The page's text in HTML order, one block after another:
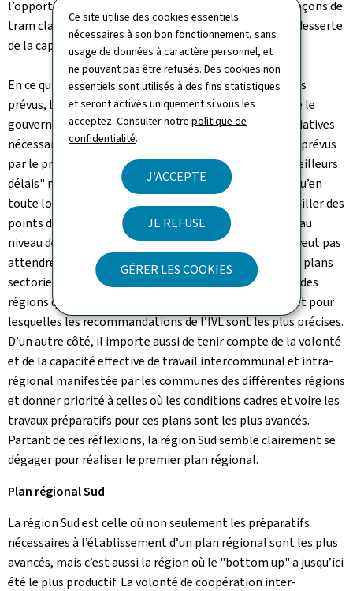
Ce site utilise des cookies essentiels
nécessaires à son bon fonctionnement, sans
usage de données à caractère personnel, et
ne pouvant pas être refusés. Des cookies non
essentiels sont utilisés à des fins statistiques
et seront activés uniquement si vous les
acceptez. Consulter notrepolitique de
confidentialité.
J'ACCEPTE
JE REFUSE
GÉRER LES COOKIES
l’opportunité de compléter ce réseau par certains tronçons de
tram classique de manière à améliorer la qualité de la desserte
de la capitale tout en économisant des fonds publics."
En ce qui concerne les autres plans directeurs sectoriels
prévus, l’ordre de priorité est moins évident. Le fait que le
gouvernement prévoit également de prendre "les initiatives
nécessaires pour que les six plans directeurs régionaux prévus
par le programme directeur soient réalisés dans les meilleurs
délais" ne facilite pas la tâche. En effet, il est évident qu’en
toute logique un plan régional doit intégrer, voire détailler des
points développés dans les différents plans sectoriels au
niveau de la région concernée. Il s’ensuit que si l’on ne veut pas
attendre la finition ou la quasi finition des 4 principaux plans
sectoriels, il faut prioritairement s’attaquer aux plans des
régions qui ont été analysés le plus en détail par l’IVL et pour
lesquelles les recommandations de l’IVL sont les plus précises.
D’un autre côté, il importe aussi de tenir compte de la volonté
et de la capacité effective de travail intercommunal et intra-
régional manifestée par les communes des différentes régions
et donner priorité à celles où les conditions cadres et voire les
travaux préparatifs pour ces plans sont les plus avancés.
Partant de ces réflexions, la région Sud semble clairement se
dégager pour réaliser le premier plan régional.
Plan régional Sud
La région Sud est celle où non seulement les préparatifs
nécessaires à l’établissement d’un plan régional sont les plus
avancés, mais c’est aussi la région où le "bottom up" a jusqu’ici
été le plus productif. La volonté de coopération inter-